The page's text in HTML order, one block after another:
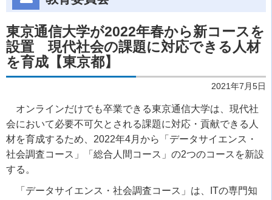
東京通信大学が2022年春から新コースを
設置 現代社会の課題に対応できる人材
を育成【東京都】
2021年7月5日
オンラインだけでも卒業できる東京通信大学は、現代社
会において必要不可欠とされる課題に対応・貢献できる人
材を育成するため、2022年4月から「データサイエンス・
社会調査コース」「総合人間コース」の2つのコースを新設
する。
「データサイエンス・社会調査コース」は、ITの専門知